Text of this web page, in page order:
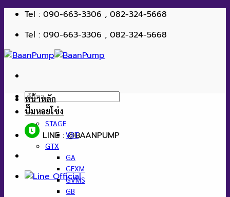
ข้าม
เนื้อหา
Tel : 090-663-3306 , 082-324-5668
Tel : 090-663-3306 , 082-324-5668
ค้นหา:
LINE : @BAANPUMP
หน้าหลัก
ปั๊มหอยโข่ง
STAGE
VST
GTX
GA
GEXM
GVMS
GB